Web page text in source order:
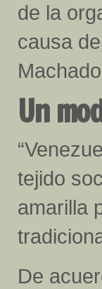
de la
causa
Un
tejido
amarilla
De